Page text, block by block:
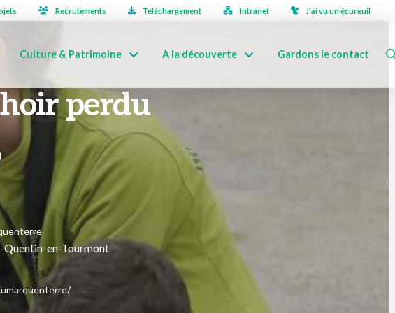
Recrutements Téléchargement Intranet J’ai vu un écureuil
Culture & Patrimoine A la découverte Gardons le contact
perdu
Quentin-en-Tourmont